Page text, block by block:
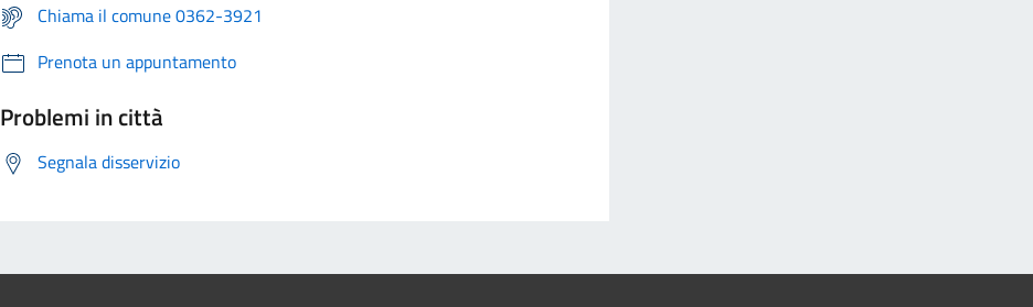
Chiama il comune 0362-3921
Prenota un appuntamento
Problemi in città
Segnala disservizio